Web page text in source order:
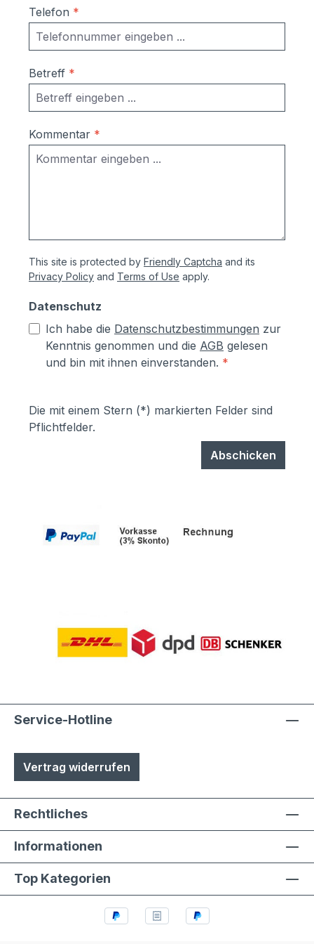
Telefon *
Betreff *
Kommentar *
This site is protected by Friendly Captcha and its
Privacy Policy and Terms of Use apply.
Datenschutz
Ich habe die Datenschutzbestimmungen zur
Kenntnis genommen und die AGB gelesen
und bin mit ihnen einverstanden. *
Die mit einem Stern (*) markierten Felder sind
Pflichtfelder.
Abschicken
Service-Hotline
Vertrag widerrufen
Rechtliches
Informationen
Top Kategorien